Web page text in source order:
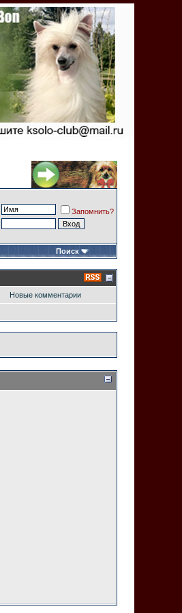
Запомнить?
Поиск
Новые комментарии